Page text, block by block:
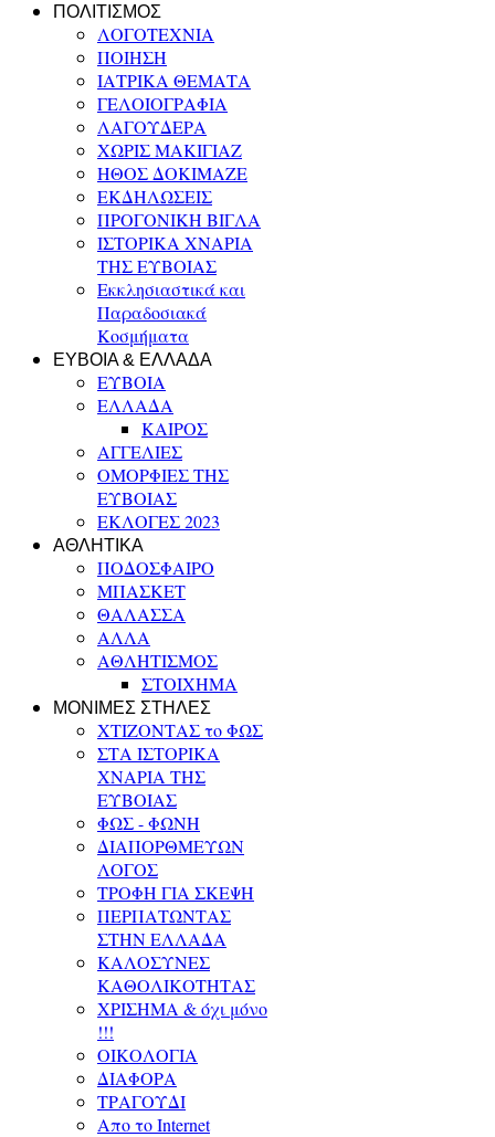
ΠΟΛΙΤΙΣΜΟΣ
ΛΟΓΟΤΕΧΝΙΑ
ΠΟΙΗΣΗ
ΙΑΤΡΙΚΑ ΘΕΜΑΤΑ
ΓΕΛΟΙΟΓΡΑΦΙΑ
ΛΑΓΟΥΔΕΡΑ
ΧΩΡΙΣ ΜΑΚΙΓΙΑΖ
ΗΘΟΣ ΔΟΚΙΜΑΖΕ
ΕΚΔΗΛΩΣΕΙΣ
ΠΡΟΓΟΝΙΚΗ ΒΙΓΛΑ
ΙΣΤΟΡΙΚΑ ΧΝΑΡΙΑ
ΤΗΣ ΕΥΒΟΙΑΣ
Εκκλησιαστικά και
Παραδοσιακά
Κοσμήματα
ΕΥΒΟΙΑ & ΕΛΛΑΔΑ
ΕΥΒΟΙΑ
ΕΛΛΑΔΑ
ΚΑΙΡΟΣ
ΑΓΓΕΛΙΕΣ
ΟΜΟΡΦΙΕΣ ΤΗΣ
ΕΥΒΟΙΑΣ
ΕΚΛΟΓΕΣ 2023
ΑΘΛΗΤΙΚΑ
ΠΟΔΟΣΦΑΙΡΟ
ΜΠΑΣΚΕΤ
ΘΑΛΑΣΣΑ
ΑΛΛΑ
ΑΘΛΗΤΙΣΜΟΣ
ΣΤΟΙΧΗΜΑ
ΜΟΝΙΜΕΣ ΣΤΗΛΕΣ
ΧΤΙΖΟΝΤΑΣ το ΦΩΣ
ΣΤΑ ΙΣΤΟΡΙΚΑ
ΧΝΑΡΙΑ ΤΗΣ
ΕΥΒΟΙΑΣ
ΦΩΣ - ΦΩΝΗ
ΔΙΑΠΟΡΘΜΕΥΩΝ
ΛΟΓΟΣ
ΤΡΟΦΗ ΓΙΑ ΣΚΕΨΗ
ΠΕΡΠΑΤΩΝΤΑΣ
ΣΤΗΝ ΕΛΛΑΔΑ
ΚΑΛΟΣΥΝΕΣ
ΚΑΘΟΛΙΚΟΤΗΤΑΣ
ΧΡΙΣΗΜΑ & όχι μόνο
!!!
ΟΙΚΟΛΟΓΙΑ
ΔΙΑΦΟΡΑ
ΤΡΑΓΟΥΔΙ
Απο το Internet